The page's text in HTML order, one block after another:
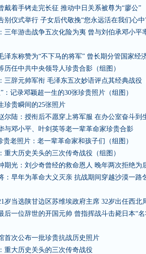
戴着手铐走完长征 推动中日关系被尊为“廖公”
别仪式举行 子女后代敬挽“您永远活在我们心中
三年游击战争五次化险为夷 曾与刘伯承邓小平
泽东称赞为“不下马的将军” 曾长期分管国家经
历任中共中央领导人珍贵合影（组图）
三辞元帅军衔 毛泽东五次妙语评点其经典战役
：记录邓颖超一生的30张珍贵照片（组图）
珍贵瞬间的25张照片
尔陆：授衔后不愿穿上将军服 在办公室奋斗到
与邓小平、叶剑英等老一辈革命家珍贵合影
贵老照片：老一辈革命家和孩子们（组图）
重大历史关头的三次传奇战役（组图）
期光：刘少奇曾经的救命恩人 晚年两次拒绝为
：早年为革命大义灭亲 抗战期间穿越沙漠一路
岁当选陕甘边区苏维埃政府主席 32岁出任西北
后一位辞世的开国元帅 曾指挥战斗击毙日本“
首次公布一批珍贵抗战历史照片
重大历史关头的三次传奇战役